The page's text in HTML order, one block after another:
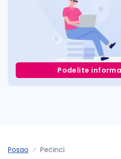
Podelite
Posao Pećinci